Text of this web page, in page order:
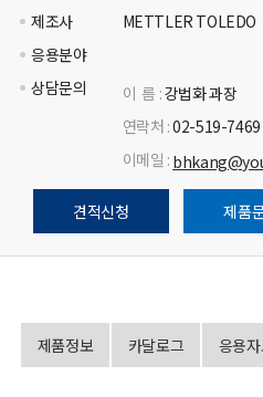
제조사
METTLER TOLEDO
응용분야
상담문의
이 름 :강법화 과장
연락처 :02-519-7469
이메일 :
견적신청 제품
제품정보 카달로그 응용